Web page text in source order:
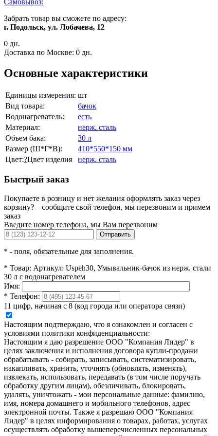
Забрать товар вы сможете по адресу:
г. Подольск, ул. Лобачева, 12
0 дн.
Доставка по Москве: 0 дн.
Основные характеристики
Единицы измерения: шт
Вид товара:
бачок
Водонагреватель:
есть
Материал:
нерж. сталь
Объем бака:
30 л
Размер (Ш*Г*В):
410*550*150 мм
Цвет:?Цвет изделия нерж. сталь
Быстрый заказ
Покупаете в розницу и нет желания оформлять заказ через
корзину? – сообщите свой телефон, мы перезвоним и примем
заказ
Введите номер телефона, мы Вам перезвоним
Отправить
* - поля, обязательные для заполнения.
* Товар: Артикул: Uspeh30, Умывальник-бачок из нерж. стали
30 л с водонагревателем
Имя:
* Телефон:
11 цифр, начиная с 8 (код города или оператора связи)
Настоящим подтверждаю, что я ознакомлен и согласен с
условиями политики конфиденциальности:
Настоящим я даю разрешение ООО "Компания Лидер" в
целях заключения и исполнения договора купли-продажи
обрабатывать - собирать, записывать, систематизировать,
накапливать, хранить, уточнять (обновлять, изменять),
извлекать, использовать, передавать (в том числе поручать
обработку другим лицам), обезличивать, блокировать,
удалять, уничтожать - мои персональные данные: фамилию,
имя, номера домашнего и мобильного телефонов, адрес
электронной почты. Также я разрешаю ООО "Компания
Лидер" в целях информирования о товарах, работах, услугах
осуществлять обработку вышеперечисленных персональных